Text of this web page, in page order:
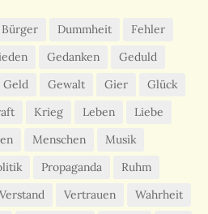
Bürger Dummheit
Fehler
Gedanken
Geduld
Geld Gewalt Gier
Glück
Krieg Leben
Liebe
Menschen
Musik
Propaganda
Ruhm
Verstand Vertrauen
Wahrheit